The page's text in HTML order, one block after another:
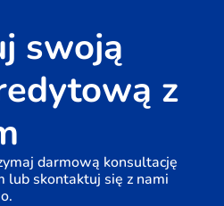
swoją
z
darmową konsultację
lub skontaktuj się z nami